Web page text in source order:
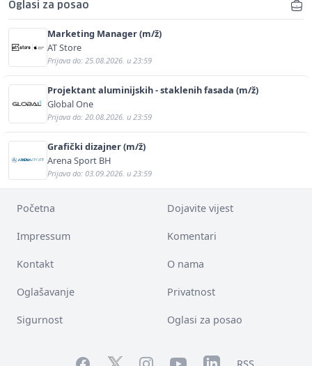
Oglasi za posao
Marketing Manager (m/ž)
AT Store
Prijava do: 25.08.2026. u 23:59
Projektant aluminijskih - staklenih fasada (m/ž)
Global One
Prijava do: 20.08.2026. u 23:59
Grafički dizajner (m/ž)
Arena Sport BH
Prijava do: 03.09.2026. u 23:59
Početna Dojavite vijest
Impressum Komentari
Kontakt O nama
Oglašavanje Privatnost
Sigurnost Oglasi za posao
FacebookTwitterInstagramYouTubeLinkedIn